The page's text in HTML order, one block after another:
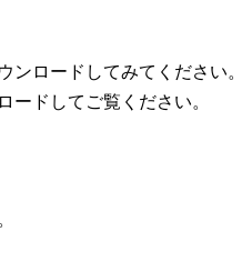
ンロードしてみてください。
ードしてご覧ください。